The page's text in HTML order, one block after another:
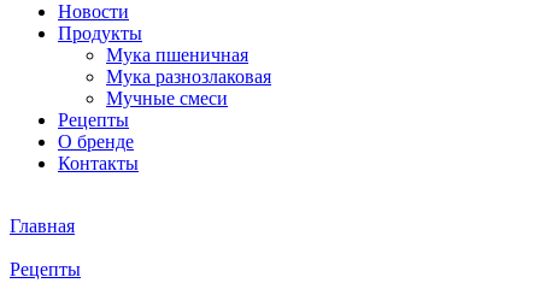
Новости
Продукты
Мука пшеничная
Мука разнозлаковая
Мучные смеси
Рецепты
О бренде
Контакты
Главная
Рецепты